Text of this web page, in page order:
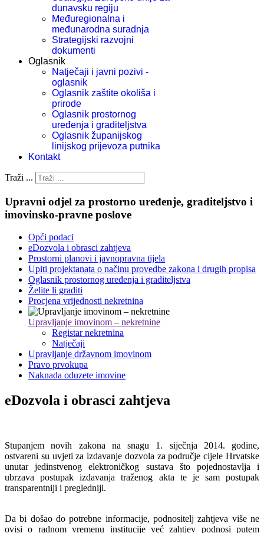
dunavsku regiju
Međuregionalna i
međunarodna suradnja
Strategijski razvojni
dokumenti
Oglasnik
Natječaji i javni pozivi -
oglasnik
Oglasnik zaštite okoliša i
prirode
Oglasnik prostornog
uređenja i graditeljstva
Oglasnik županijskog
linijskog prijevoza putnika
Kontakt
Traži ...
Upravni odjel za prostorno uređenje, graditeljstvo i
imovinsko-pravne poslove
Opći podaci
eDozvola i obrasci zahtjeva
Prostorni planovi i javnopravna tijela
Upiti projektanata o načinu provedbe zakona i drugih propisa
Oglasnik prostornog uređenja i graditeljstva
Želite li graditi
Procjena vrijednosti nekretnina
Upravljanje imovinom – nekretnine
Registar nekretnina
Natječaji
Upravljanje državnom imovinom
Pravo prvokupa
Naknada oduzete imovine
eDozvola i obrasci zahtjeva
Stupanjem novih zakona na snagu 1. siječnja 2014. godine,
ostvareni su uvjeti za izdavanje dozvola za područje cijele Hrvatske
unutar jedinstvenog elektroničkog sustava što pojednostavlja i
ubrzava postupak izdavanja traženog akta te je sam postupak
transparentniji i pregledniji.
Da bi došao do potrebne informacije, podnositelj zahtjeva više ne
ovisi o radnom vremenu institucije već zahtjev podnosi putem